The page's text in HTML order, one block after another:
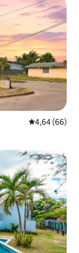
Évaluation
4,64 (66)